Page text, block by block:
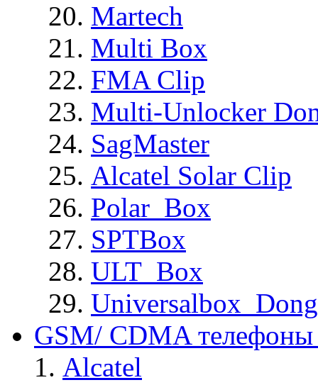
Martech
Multi Box
FMA Clip
Multi-Unlocker
SagMaster
Alcatel Solar Clip
Polar_Box
SPTBox
ULT_Box
GSM/ CDMA
Alcatel